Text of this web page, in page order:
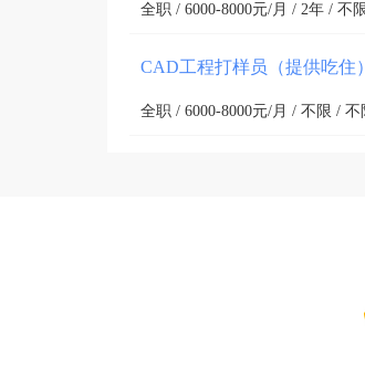
全职 / 6000-8000元/月 / 2年 / 不
CAD工程打样员（提供吃住
全职 / 6000-8000元/月 / 不限 / 不